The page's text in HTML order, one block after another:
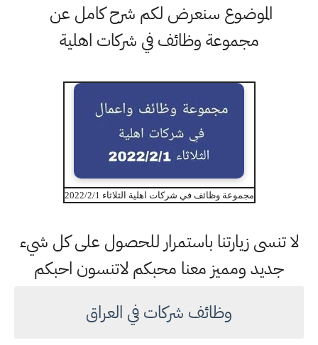
الموضوع سنعرض لكم شرح كامل عن
مجموعة وظائف في شركات اهلية
مجموعة وظائف في شركات اهلية الثلاثاء 2022/2/1
لا تنسى زيارتنا باستمرار للحصول على كل شيء
جديد ومميز معنا محبكم لاتنسون احبكم
وظائف شركات في العراق